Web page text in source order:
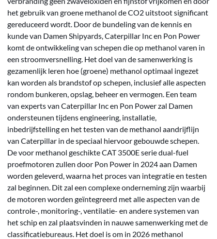
het gebruik van groene methanol de CO2 uitstoot significant
gereduceerd wordt. Door de bundeling van de kennis en
kunde van Damen Shipyards, Caterpillar Inc en Pon Power
komt de ontwikkeling van schepen die op methanol varen in
een stroomversnelling. Het doel van de samenwerking is
gezamenlijk leren hoe (groene) methanol optimaal ingezet
kan worden als brandstof op schepen, inclusief alle aspecten
rondom bunkeren, opslag, beheer en vermogen. Een team
van experts van Caterpillar Inc en Pon Power zal Damen
ondersteunen tijdens engineering, installatie,
inbedrijfstelling en het testen van de methanol aandrijflijn
van Caterpillar in de speciaal hiervoor gebouwde schepen.
De voor methanol geschikte CAT 3500E serie dual-fuel
proefmotoren zullen door Pon Power in 2024 aan Damen
worden geleverd, waarna het proces van integratie en testen
zal beginnen. Dit zal een complexe onderneming zijn waarbij
de motoren worden geïntegreerd met alle aspecten van de
controle-, monitoring-, ventilatie- en andere systemen van
het schip en zal plaatsvinden in nauwe samenwerking met de
classificatiebureaus. Het doel is om in 2026 methanol